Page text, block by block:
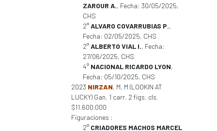
ZAROUR A., Fecha: 30/05/2025,
CHS
2°ALVARO COVARRUBIAS P.,
Fecha: 02/05/2025, CHS
2°ALBERTO VIAL I., Fecha:
27/06/2025, CHS
4° NACIONAL RICARDO LYON,
Fecha: 05/10/2025, CHS
2023 NIRZAN, M, M (LOOKIN AT
LUCKY) Gan. 1 carr. 2 figs. cls.
$11.600.000
Figuraciones :
2° CRIADORES MACHOS MARCEL